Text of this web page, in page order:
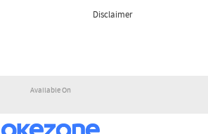
Disclaimer
Available On